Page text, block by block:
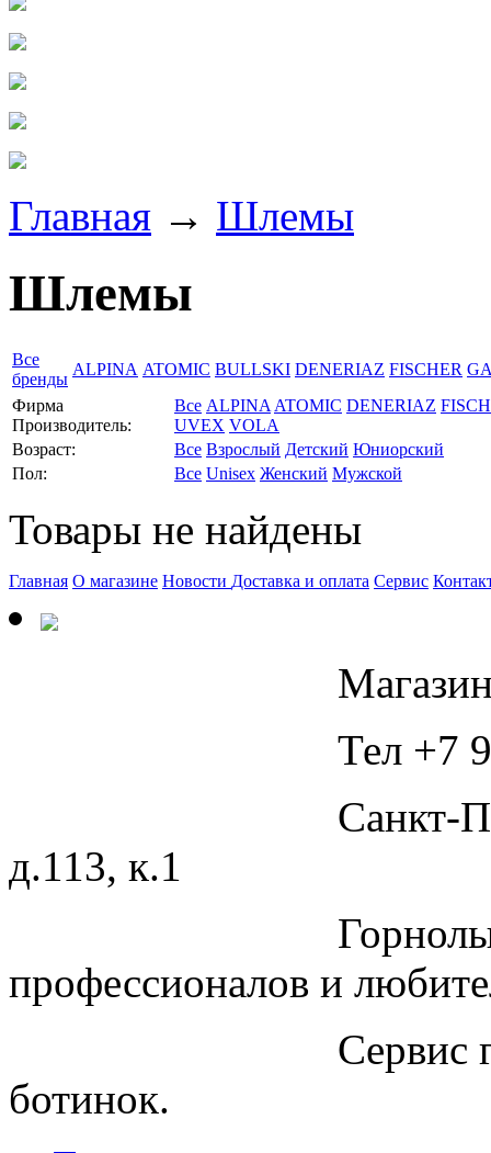
Главная → Шлемы
Шлемы
Все
бренды
ALPINA ATOMIC BULLSKI DENERIAZ FISCHER
Фирма
Производитель:
Все ALPINA ATOMIC DENERIAZ
UVEX VOLA
Возраст:
Все Взрослый Детский Юниорский
Пол:
Все Unisex Женский Мужской
Товары не найдены
Главная О магазине Новости Доставка и оплата Сервис
Тел +7
Санкт-
д.113, к.1
профессионалов и
Сервис
ботинок.